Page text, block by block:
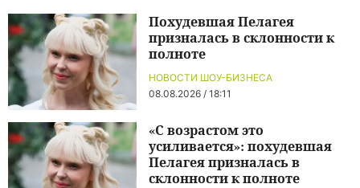
НОВОСТИ ШОУ-БИЗНЕСА
08.08.2026 / 18:11
Похудевшая Пелагея
призналась в склонности к
полноте
«С возрастом это
усиливается»: похудевшая
Пелагея призналась в
склонности к полноте